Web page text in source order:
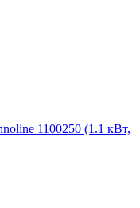
1100250 (1.1 кВт,